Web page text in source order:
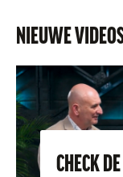
NIEUWE
CHECK